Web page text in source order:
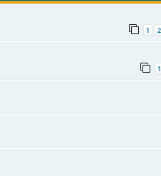
1 2
1